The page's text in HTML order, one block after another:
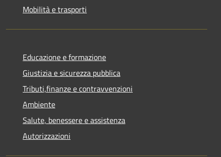
Mobilità e trasporti
Educazione e formazione
Giustizia e sicurezza pubblica
Tributi,finanze e contravvenzioni
Ambiente
Salute, benessere e assistenza
Autorizzazioni